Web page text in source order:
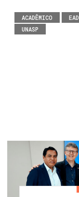
ACADÊMICO EAD
UNASP